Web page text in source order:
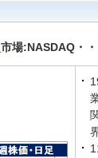
市場:NASDAQ・